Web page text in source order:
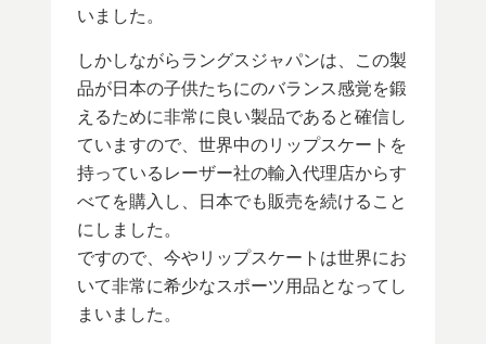
いました。
しかしながらラングスジャパンは、この製
品が日本の子供たちにのバランス感覚を鍛
えるために非常に良い製品であると確信し
ていますので、世界中のリップスケートを
持っているレーザー社の輸入代理店からす
べてを購入し、日本でも販売を続けること
にしました。
ですので、今やリップスケートは世界にお
いて非常に希少なスポーツ用品となってし
まいました。